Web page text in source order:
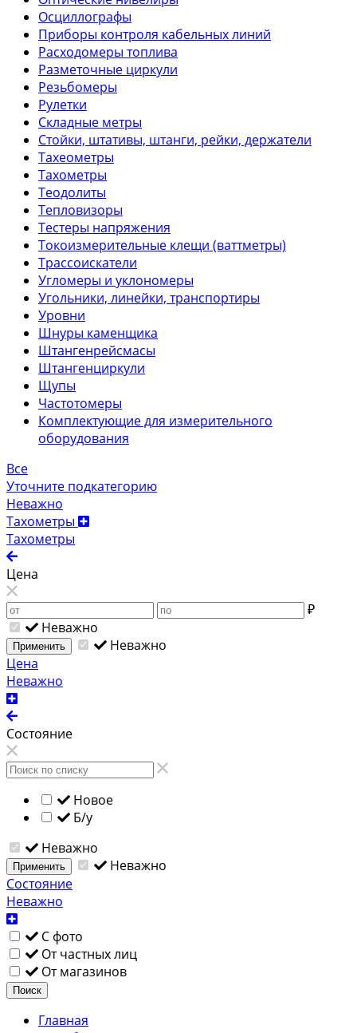
Осциллографы
Приборы контроля кабельных линий
Расходомеры топлива
Разметочные циркули
Резьбомеры
Рулетки
Складные метры
Стойки, штативы, штанги, рейки, держатели
Тахеометры
Тахометры
Теодолиты
Тепловизоры
Тестеры напряжения
Токоизмерительные клещи (ваттметры)
Трассоискатели
Угломеры и уклономеры
Угольники, линейки, транспортиры
Уровни
Шнуры каменщика
Штангенрейсмасы
Штангенциркули
Щупы
Частотомеры
Комплектующие для измерительного
оборудования
Все
Уточните подкатегорию
Неважно
Тахометры
Тахометры
Цена
₽
Неважно
Применить
Неважно
Цена
Неважно
Состояние
Новое
Б/у
Неважно
Применить
Неважно
Состояние
Неважно
С фото
От частных лиц
От магазинов
Поиск
Главная